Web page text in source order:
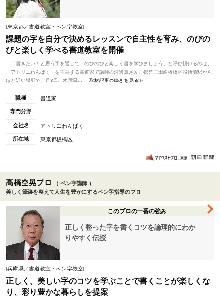
[東京都／書道教室・ペン字教室]
課題の字を自分で決めるレッスンで自主性を育み、のびの
びと楽しく学べる書道教室を開催
「書きたい！と思う字を通して、のびのびと楽しく書を学びましょう」と呼び掛けるのは、
「アトリエわんぱく」を主宰する書道家で講師の河邊真さん。都営三田線板橋区役所前駅から
ほど近い場所で、月3回、木曜日...
取材記事の続きを見る≫
職種 書道家
専門分野
会社名 アトリエわんぱく
所在地 東京都板橋区
髙橋空晃プロ
（ ペン字講師 ）
美しく筆跡を整えて人生を豊かにするペン字指導のプロ
このプロの一番の強み
正しく整った字を書くコツを論理的にわか
りやすく伝授
[兵庫県／書道教室・ペン字教室]
正しく、美しい字のコツを学ぶことで書くことが楽しくな
り、彩り豊かな暮らしを提案